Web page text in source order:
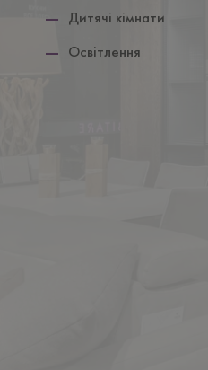
Дитячi кiмнати
Освiтлення